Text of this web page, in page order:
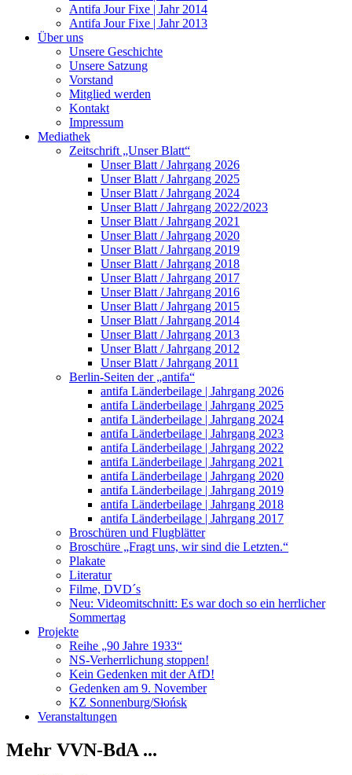
Antifa Jour Fixe | Jahr 2014
Antifa Jour Fixe | Jahr 2013
Über uns
Unsere Geschichte
Unsere Satzung
Vorstand
Mitglied werden
Kontakt
Impressum
Mediathek
Zeitschrift „Unser Blatt“
Unser Blatt / Jahrgang 2026
Unser Blatt / Jahrgang 2025
Unser Blatt / Jahrgang 2024
Unser Blatt / Jahrgang 2022/2023
Unser Blatt / Jahrgang 2021
Unser Blatt / Jahrgang 2020
Unser Blatt / Jahrgang 2019
Unser Blatt / Jahrgang 2018
Unser Blatt / Jahrgang 2017
Unser Blatt / Jahrgang 2016
Unser Blatt / Jahrgang 2015
Unser Blatt / Jahrgang 2014
Unser Blatt / Jahrgang 2013
Unser Blatt / Jahrgang 2012
Unser Blatt / Jahrgang 2011
Berlin-Seiten der „antifa“
antifa Länderbeilage | Jahrgang 2026
antifa Länderbeilage | Jahrgang 2025
antifa Länderbeilage | Jahrgang 2024
antifa Länderbeilage | Jahrgang 2023
antifa Länderbeilage | Jahrgang 2022
antifa Länderbeilage | Jahrgang 2021
antifa Länderbeilage | Jahrgang 2020
antifa Länderbeilage | Jahrgang 2019
antifa Länderbeilage | Jahrgang 2018
antifa Länderbeilage | Jahrgang 2017
Broschüren und Flugblätter
Broschüre „Fragt uns, wir sind die Letzten.“
Plakate
Literatur
Filme, DVD´s
Neu: Videomitschnitt: Es war doch so ein herrlicher
Sommertag
Projekte
Reihe „90 Jahre 1933“
NS-Verherrlichung stoppen!
Kein Gedenken mit der AfD!
Gedenken am 9. November
KZ Sonnenburg/Słońsk
Veranstaltungen
Mehr VVN-BdA ...